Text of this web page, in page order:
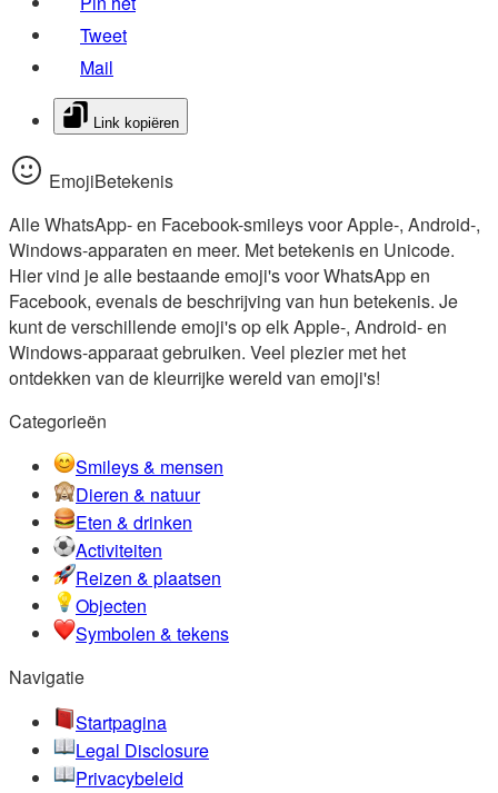
Tweet
Mail
Link kopiëren
EmojiBetekenis
Alle WhatsApp- en Facebook-smileys voor Apple-, Android-,
Windows-apparaten en meer. Met betekenis en Unicode.
Hier vind je alle bestaande emoji's voor WhatsApp en
Facebook, evenals de beschrijving van hun betekenis. Je
kunt de verschillende emoji's op elk Apple-, Android- en
Windows-apparaat gebruiken. Veel plezier met het
ontdekken van de kleurrijke wereld van emoji's!
Categorieën
Smileys & mensen
Dieren & natuur
Eten & drinken
Activiteiten
Reizen & plaatsen
Objecten
Symbolen & tekens
Navigatie
Startpagina
Legal Disclosure
Privacybeleid